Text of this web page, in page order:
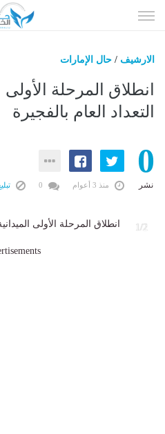
الى
الارشيف / حال الإمارات
انطلاق المرحلة
التعداد العام بالفجيرة
0
نشر منذ 3 أعوام
1/2